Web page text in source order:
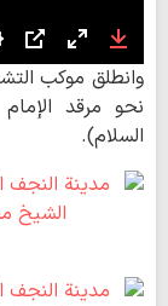
PIP Enter
fullscreen
وانطلق موكب
نحو مرقد
السلام).